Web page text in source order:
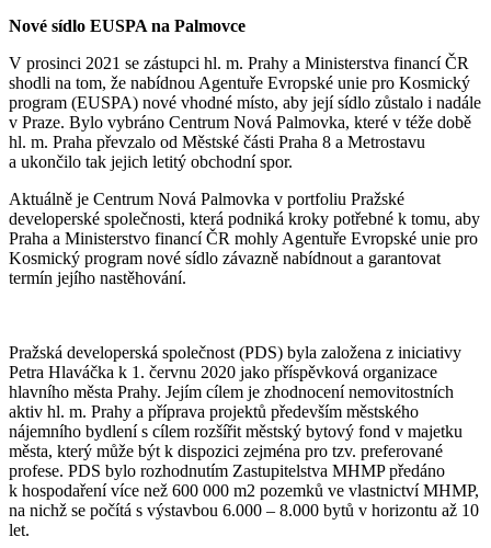
Nové sídlo EUSPA na Palmovce
V prosinci 2021 se zástupci hl. m. Prahy a Ministerstva financí ČR
shodli na tom, že nabídnou Agentuře Evropské unie pro Kosmický
program (EUSPA) nové vhodné místo, aby její sídlo zůstalo i nadále
v Praze. Bylo vybráno Centrum Nová Palmovka, které v téže době
hl. m. Praha převzalo od Městské části Praha 8 a Metrostavu
a ukončilo tak jejich letitý obchodní spor.
Aktuálně je Centrum Nová Palmovka v portfoliu Pražské
developerské společnosti, která podniká kroky potřebné k tomu, aby
Praha a Ministerstvo financí ČR mohly Agentuře Evropské unie pro
Kosmický program nové sídlo závazně nabídnout a garantovat
termín jejího nastěhování.
Pražská developerská společnost (PDS) byla založena z iniciativy
Petra Hlaváčka k 1. červnu 2020 jako příspěvková organizace
hlavního města Prahy. Jejím cílem je zhodnocení nemovitostních
aktiv hl. m. Prahy a příprava projektů především městského
nájemního bydlení s cílem rozšířit městský bytový fond v majetku
města, který může být k dispozici zejména pro tzv. preferované
profese. PDS bylo rozhodnutím Zastupitelstva MHMP předáno
k hospodaření více než 600 000 m2 pozemků ve vlastnictví MHMP,
na nichž se počítá s výstavbou 6.000 – 8.000 bytů v horizontu až 10
let.